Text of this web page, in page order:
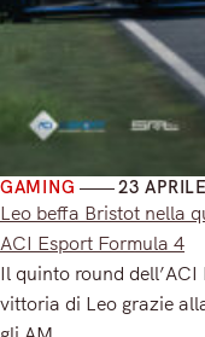
GAMING 23
Leo beffa Bristot nella
ACI Esport Formula 4
Il quinto round
vittoria di Leo grazie